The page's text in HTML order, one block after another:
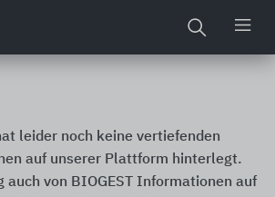
leider noch keine vertiefenden
auf unserer Plattform hinterlegt.
auch von BIOGEST Informationen auf